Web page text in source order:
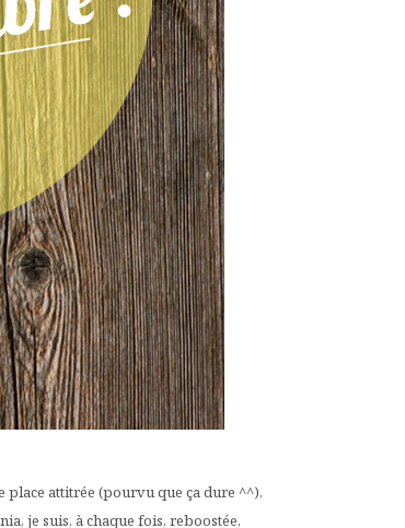
place attitrée (pourvu que ça dure ^^),
je suis, à chaque fois, reboostée,